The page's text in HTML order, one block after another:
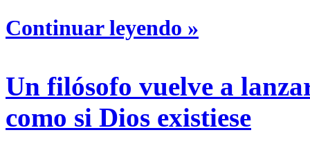
Continuar leyendo »
Un filósofo vuelve a
como si Dios existiese